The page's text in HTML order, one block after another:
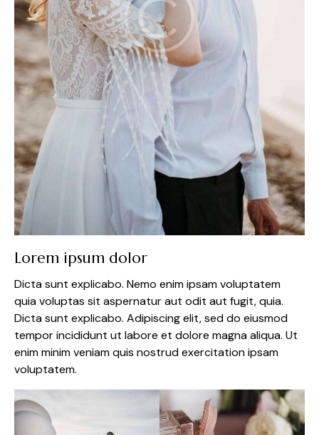
Lorem ipsum dolor
Dicta sunt explicabo. Nemo enim ipsam voluptatem
quia voluptas sit aspernatur aut odit aut fugit, quia.
Dicta sunt explicabo. Adipiscing elit, sed do eiusmod
tempor incididunt ut labore et dolore magna aliqua. Ut
enim minim veniam quis nostrud exercitation ipsam
voluptatem.